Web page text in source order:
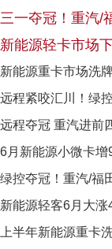
新能源轻客6月大涨